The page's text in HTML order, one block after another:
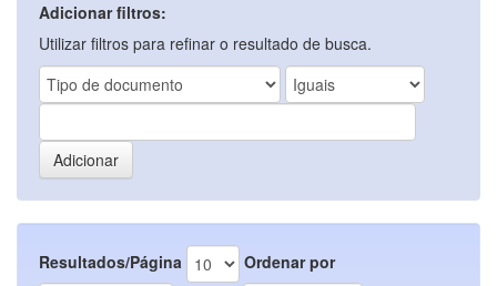
Adicionar filtros:
Utilizar filtros para refinar o resultado de busca.
Resultados/Página Ordenar por